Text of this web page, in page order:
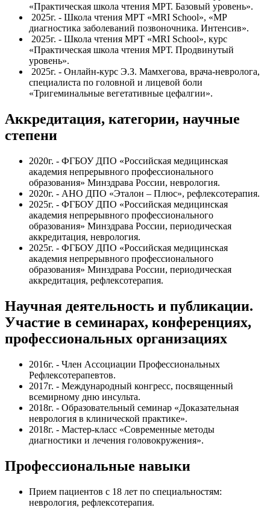
«Практическая школа чтения МРТ. Базовый уровень».
2025г. - Школа чтения МРТ «MRI School», «МР
диагностика заболеваний позвоночника. Интенсив».
2025г. - Школа чтения МРТ «MRI School», курс
«Практическая школа чтения МРТ. Продвинутый
уровень».
2025г. - Онлайн-курс Э.З. Мамхегова, врача-невролога,
специалиста по головной и лицевой боли
«Тригеминальные вегетативные цефалгии».
Аккредитация, категории, научные
степени
2020г. - ФГБОУ ДПО «Российская медицинская
академия непрерывного профессионального
образования» Минздрава России, неврология.
2020г. - АНО ДПО «Эталон – Плюс», рефлексотерапия.
2025г. - ФГБОУ ДПО «Российская медицинская
академия непрерывного профессионального
образования» Минздрава России, периодическая
аккредитация, неврология.
2025г. - ФГБОУ ДПО «Российская медицинская
академия непрерывного профессионального
образования» Минздрава России, периодическая
аккредитация, рефлексотерапия.
Научная деятельность и публикации.
Участие в семинарах, конференциях,
профессиональных организациях
2016г. - Член Ассоциации Профессиональных
Рефлексотерапевтов.
2017г. - Международный конгресс, посвященный
всемирному дню инсульта.
2018г. - Образовательный семинар «Доказательная
неврология в клинической практике».
2018г. - Мастер-класс «Современные методы
диагностики и лечения головокружения».
Профессиональные навыки
Прием пациентов с 18 лет по специальностям:
неврология, рефлексотерапия.